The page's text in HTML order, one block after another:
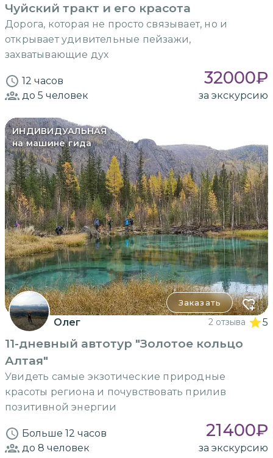
Чуйский тракт и его красота
Дорога, которая не просто связывает, но и
открывает удивительные пейзажи,
захватывающие дух
12 часов 32000₽
до 5 человек за экскурсию
ИНДИВИДУАЛЬНАЯ
на машине гида
Заказать
Олег 2 отзыва 5
11-дневный автотур "Золотое кольцо
Алтая"
Увидеть самые экзотические природные
красоты региона и почувствовать прилив
позитивной энергии
Больше 12 часов 21400₽
до 8 человек за экскурсию